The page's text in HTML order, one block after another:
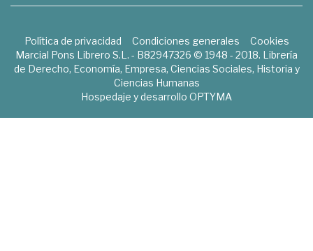
Política de privacidad Condiciones generales
Cookies
Marcial Pons Librero S.L. - B82947326 © 1948 - 2018. Librería
de Derecho, Economía, Empresa, Ciencias Sociales, Historia y
Ciencias Humanas
Hospedaje y desarrollo OPTYMA